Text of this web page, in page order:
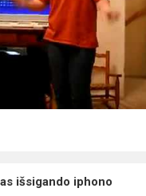
išsigando iphono